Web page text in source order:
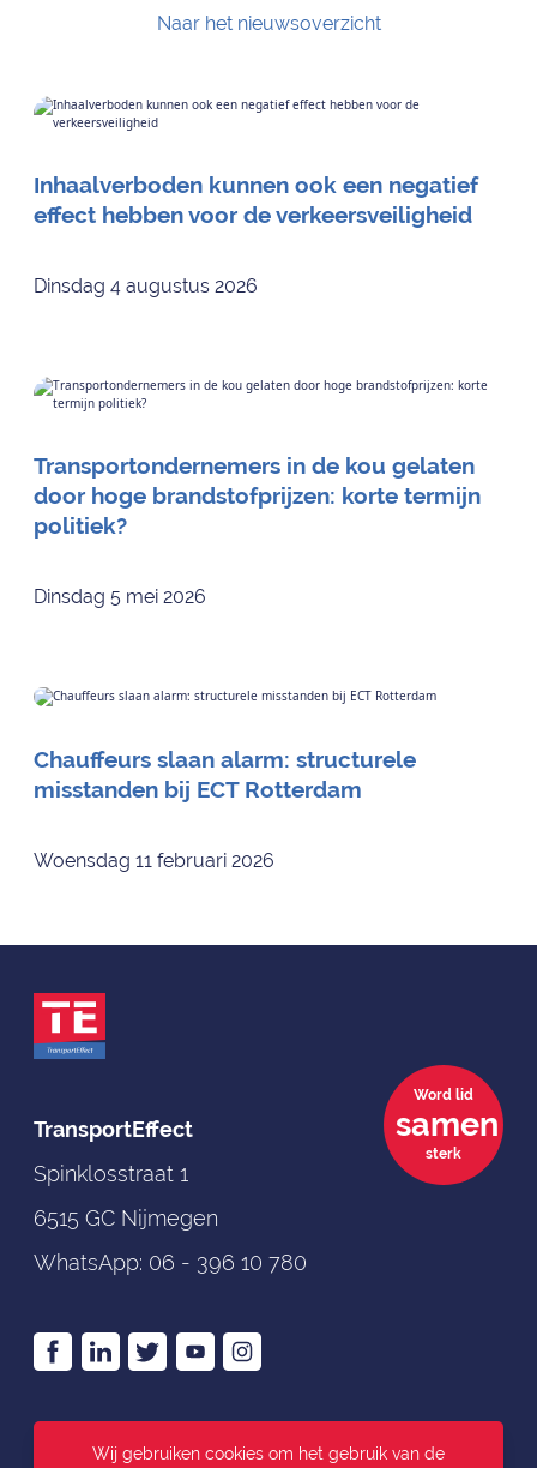
Naar het nieuwsoverzicht
Inhaalverboden kunnen ook een negatief
effect hebben voor de verkeersveiligheid
Dinsdag 4 augustus 2026
Transportondernemers in de kou gelaten
door hoge brandstofprijzen: korte termijn
politiek?
Dinsdag 5 mei 2026
Chauffeurs slaan alarm: structurele
misstanden bij ECT Rotterdam
Woensdag 11 februari 2026
TransportEffect
Spinklosstraat 1
6515 GC Nijmegen
WhatsApp: 06 - 396 10 780
Word lid
samen
sterk
Wij gebruiken cookies om het gebruik van de